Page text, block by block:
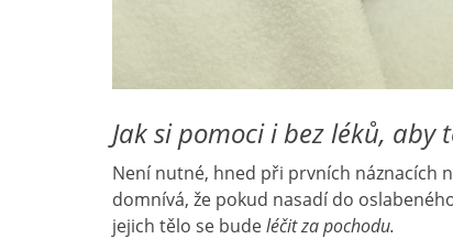
Jak si pomoci i bez léků, aby
Není nutné, hned při prvních náznacích
domnívá, že pokud nasadí do
jejich tělo se budeléčit za pochodu.